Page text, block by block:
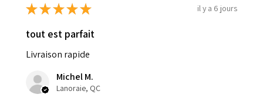
★★★★★ il y a 6 jours
tout est parfait
Livraison rapide
Michel M.
Lanoraie, QC